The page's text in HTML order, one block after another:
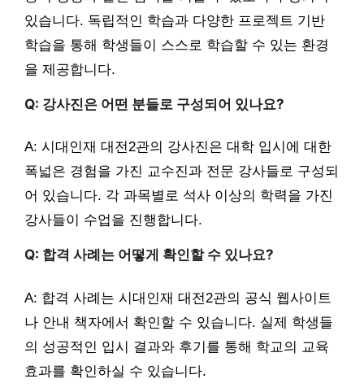
있습니다. 독립적인 학습과 다양한 프로젝트 기반
학습을 통해 학생들이 스스로 학습할 수 있는 환경
을 제공합니다.
Q: 강사진은 어떤 분들로 구성되어 있나요?
A: 시대인재 대전2관의 강사진은 대학 입시에 대한
폭넓은 경험을 가진 교수진과 전문 강사들로 구성되
어 있습니다. 각 과목별로 석사 이상의 학력을 가진
강사들이 수업을 진행합니다.
Q: 합격 사례는 어떻게 확인할 수 있나요?
A: 합격 사례는 시대인재 대전2관의 공식 웹사이트
나 안내 책자에서 확인할 수 있습니다. 실제 학생들
의 성공적인 입시 결과와 후기를 통해 학교의 교육
효과를 확인하실 수 있습니다.